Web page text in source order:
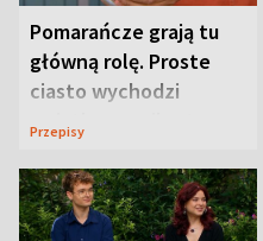
Pomarańcze grają tu
główną rolę. Proste
ciasto wychodzi
wyjątkowo wilgotne
Przepisy